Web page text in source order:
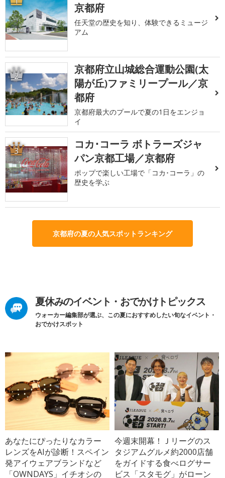
京都府
任天堂の歴史を知り、体験できるミュージ
アム
2
京都府立山城総合運動公園(太
陽が丘)ファミリープール／京
都府
京都府最大のプールで夏の1日をエンジョ
イ
3
コカ･コーラ ボトラーズジャ
パン京都工場／京都府
ポップで楽しい工場で「コカ･コーラ」の
歴史を学ぶ
京都府の夏の人気スポットランキング
夏休みのイベント・おでかけトピックス
ウォーカー編集部が選ぶ、この夏におすすめしたい旬なイベント・
おでかけスポット
あなたにぴったりなカラー
レンズをAIが診断！スペイン
発アイウェアブランドなど
「OWNDAYS」イチオシの
今週末開幕！Ｊリーグのス
タジアムグルメ約2000店舗
をガイドする食べログサー
ビス「スタモグ」がローン